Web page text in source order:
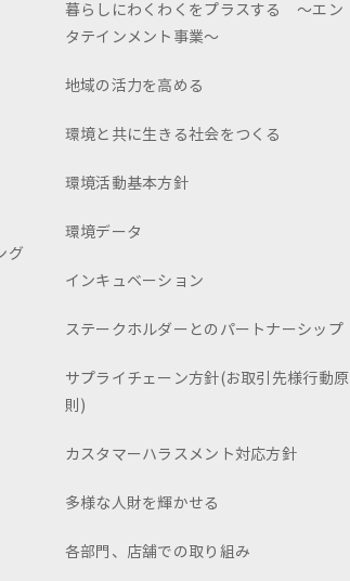
グ
暮らしにわくわくをプラスする ～エン
タテインメント事業～
地域の活力を高める
環境と共に生きる社会をつくる
環境活動基本方針
環境データ
インキュベーション
ステークホルダーとのパートナーシップ
サプライチェーン方針(お取引先様行動原
則)
カスタマーハラスメント対応方針
多様な人財を輝かせる
各部門、店舗での取り組み